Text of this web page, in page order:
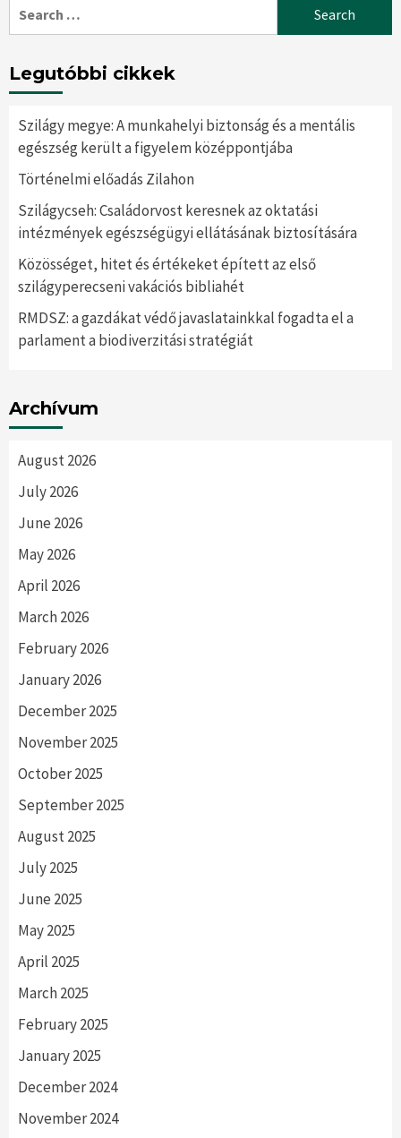
for:
Legutóbbi cikkek
Szilágy megye: A munkahelyi biztonság és a mentális
egészség került a figyelem középpontjába
Történelmi előadás Zilahon
Szilágycseh: Családorvost keresnek az oktatási
intézmények egészségügyi ellátásának biztosítására
Közösséget, hitet és értékeket épített az első
szilágyperecseni vakációs bibliahét
RMDSZ: a gazdákat védő javaslatainkkal fogadta el a
parlament a biodiverzitási stratégiát
Archívum
August 2026
July 2026
June 2026
May 2026
April 2026
March 2026
February 2026
January 2026
December 2025
November 2025
October 2025
September 2025
August 2025
July 2025
June 2025
May 2025
April 2025
March 2025
February 2025
January 2025
December 2024
November 2024